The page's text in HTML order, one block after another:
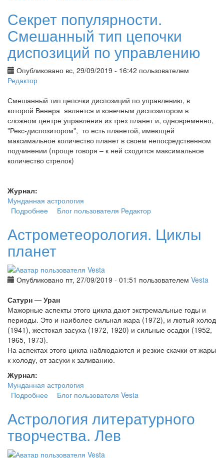
Секрет популярности.
Смешанный тип цепочки
диспозиций по управлению
Опубликовано вс, 29/09/2019 - 16:42 пользователем
Редактор
Смешанный тип цепочки диспозиций по управлению, в
которой Венера является и конечным диспозитором в
сложном центре управления из трех планет и, одновременно,
"Рекс-диспозитором", то есть планетой, имеющей
максимальное количество планет в своем непосредственном
подчинении (проще говоря – к ней сходится максимальное
количество стрелок)
Журнал:
Мунданная астрология
Подробнее о Секрет популярности. Смешанный тип цепочки
Блог пользователя Редактор
Астрометеорология. Циклы
планет
Опубликовано пт, 27/09/2019 - 01:51 пользователем Vesta
Сатурн — Уран
Мажорные аспекты этого цикла дают экстремальные годы и
периоды. Это и наиболее сильная жара (1972), и лютый холод
(1941), жестокая засуха (1972, 1920) и сильные осадки (1952,
1965, 1973).
На аспектах этого цикла наблюдаются и резкие скачки от жары
к холоду, от засухи к заливанию.
Журнал:
Мунданная астрология
Подробнее о Астрометеорология. Циклы планет
Блог пользователя Vesta
Астрология литературного
творчества. Лев